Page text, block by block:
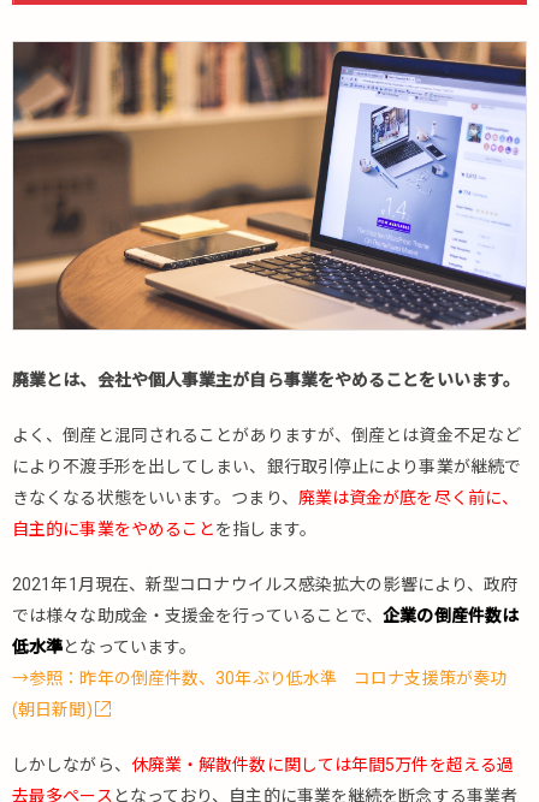
1.1.
き方
法
主が
廃業
する
際に
必要
出書
2.
休
業
と
2.1.
休業
手続
法
個人
廃業とは、会社や個人事業主が自ら事業をやめることをいいます。
よく、倒産と混同されることがありますが、倒産とは資金不足など
により不渡手形を出してしまい、銀行取引停止により事業が継続で
きなくなる状態をいいます。つまり、 廃業は資金が底を尽く前に、
自主的に事業をやめることを指します。
2021年1月現在、新型コロナウイルス感染拡大の影響により、政府
では様々な助成金・支援金を行っていることで、企業の倒産件数は
低水準となっています。
→参照：昨年の倒産件数、30年ぶり低水準 コロナ支援策が奏功
(朝日新聞)
しかしながら、 休廃業・解散件数に関しては年間5万件を超える過
去最多ペース となっており、自主的に事業を継続を断念する事業者